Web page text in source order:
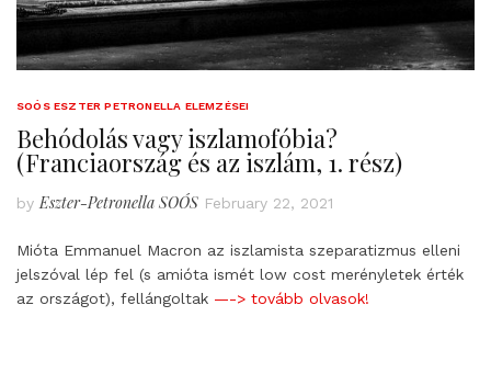
SOÓS ESZTER PETRONELLA ELEMZÉSEI
Behódolás vagy iszlamofóbia?
(Franciaország és az iszlám, 1. rész)
by Eszter-Petronella SOÓS February 22, 2021
Mióta Emmanuel Macron az iszlamista szeparatizmus elleni
jelszóval lép fel (s amióta ismét low cost merényletek érték
az országot), fellángoltak —-> tovább olvasok!